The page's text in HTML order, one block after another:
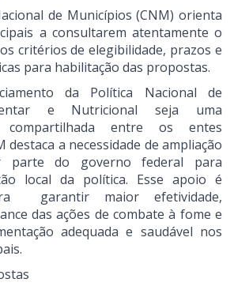
de Municípios (CNM) orienta
a consultarem atentamente o
critérios de elegibilidade, prazos e
para habilitação das propostas.
da Política Nacional de
e Nutricional seja uma
compartilhada entre os entes
destaca a necessidade de ampliação
parte do governo federal para
local da política. Esse apoio é
garantir maior efetividade,
das ações de combate à fome e
adequada e saudável nos